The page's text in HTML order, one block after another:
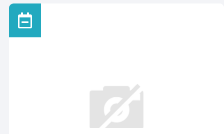
17.00 hod. Velký výstavní sál 26. 6. – 28. 9. 2019